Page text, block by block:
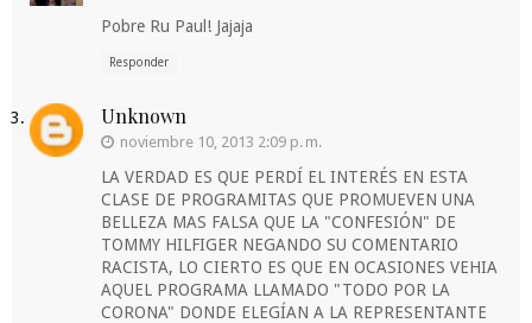
Pobre Ru Paul! Jajaja
Responder
Unknown
noviembre 10, 2013 2:09 p. m.
LA VERDAD ES QUE PERDÍ EL INTERÉS EN ESTA
CLASE DE PROGRAMITAS QUE PROMUEVEN UNA
BELLEZA MAS FALSA QUE LA "CONFESIÓN" DE
TOMMY HILFIGER NEGANDO SU COMENTARIO
RACISTA, LO CIERTO ES QUE EN OCASIONES VEHIA
AQUEL PROGRAMA LLAMADO "TODO POR LA
CORONA" DONDE ELEGÍAN A LA REPRESENTANTE